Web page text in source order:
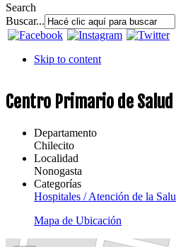
Search
Buscar...
Skip to content
Centro Primario de Salud
Departamento
Chilecito
Localidad
Nonogasta
Categorías
Hospitales / Atención de la
Mapa de Ubicación